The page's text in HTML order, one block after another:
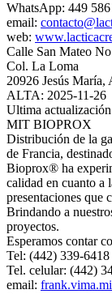
WhatsApp: 449
email:
web:
Calle San Mateo
Col. La Loma
20926 Jesús María,
ALTA: 2025-11-26
Ultima
MIT BIOPROX
Distribución de la
de Francia,
Bioprox® ha
calidad en cuanto a
presentaciones que
Brindando a
proyectos.
Esperamos contar
Tel: (442) 339-6418
Tel. celular: (442)
email: